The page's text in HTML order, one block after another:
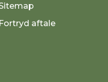
Fortryd aftale